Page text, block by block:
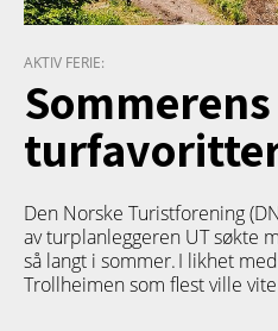
AKTIV FERIE:
Sommerens
Den Norske Turistforening
av turplanleggeren UTsøkte
så langt i sommer. I likhet
Trollheimen som flest ville